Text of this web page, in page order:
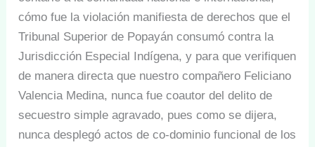
cómo fue la violación manifiesta de derechos que el
Tribunal Superior de Popayán consumó contra la
Jurisdicción Especial Indígena, y para que verifiquen
de manera directa que nuestro compañero Feliciano
Valencia Medina, nunca fue coautor del delito de
secuestro simple agravado, pues como se dijera,
nunca desplegó actos de co-dominio funcional de los